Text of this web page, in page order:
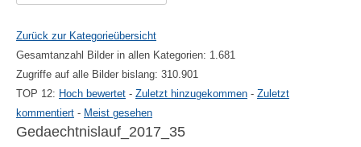
Zurück zur Kategorieübersicht
Gesamtanzahl Bilder in allen Kategorien: 1.681
Zugriffe auf alle Bilder bislang: 310.901
TOP 12: Hoch bewertet - Zuletzt hinzugekommen - Zuletzt
kommentiert - Meist gesehen
Gedaechtnislauf_2017_35